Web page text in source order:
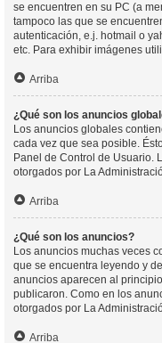
se encuentren en su PC (a
tampoco las que se
autenticación, e.j. hotmail o
etc. Para exhibir imágenes
Arriba
¿Qué son los anuncios
Los anuncios globales
cada vez que sea posible.
Panel de Control de Usuario.
otorgados por La
Arriba
¿Qué son los anuncios?
Los anuncios muchas veces
que se encuentra leyendo y
anuncios aparecen al
publicaron. Como en los
otorgados por La
Arriba